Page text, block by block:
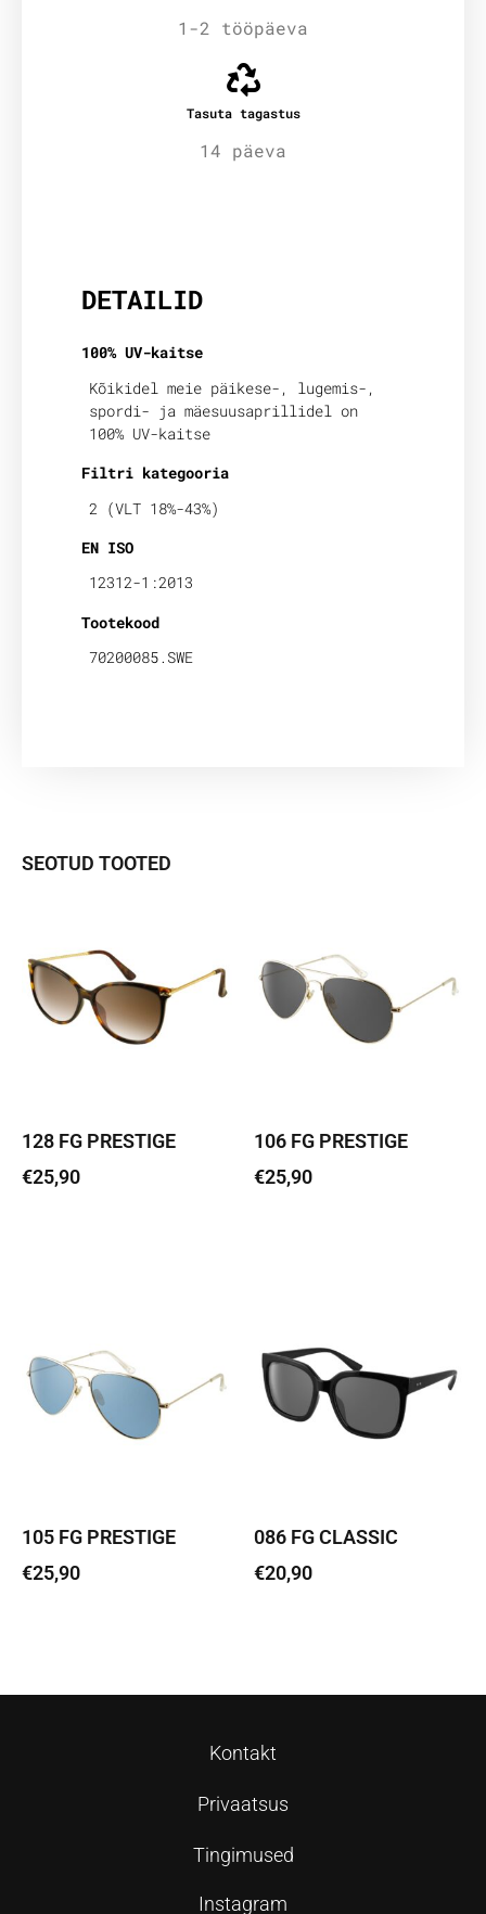
1-2 tööpäeva
Tasuta tagastus
14 päeva
DETAILID
100% UV-kaitse
Kõikidel meie päikese-, lugemis-,
spordi- ja mäesuusaprillidel on
100% UV-kaitse
Filtri kategooria
2 (VLT 18%-43%)
EN ISO
12312-1:2013
Tootekood
70200085.SWE
SEOTUD TOOTED
128 FG PRESTIGE
€25,90
106 FG PRESTIGE
€25,90
105 FG PRESTIGE
€25,90
086 FG CLASSIC
€20,90
Kontakt
Privaatsus
Tingimused
Instagram